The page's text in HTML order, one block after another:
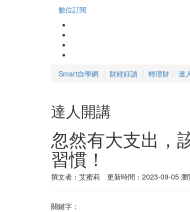
數位訂閱
Smart自學網 財經好讀 輕理財 達
達人開講
忽然有大支出，
習慣！
撰文者：艾蜜莉 更新時間：2023-09-05 瀏
關鍵字：